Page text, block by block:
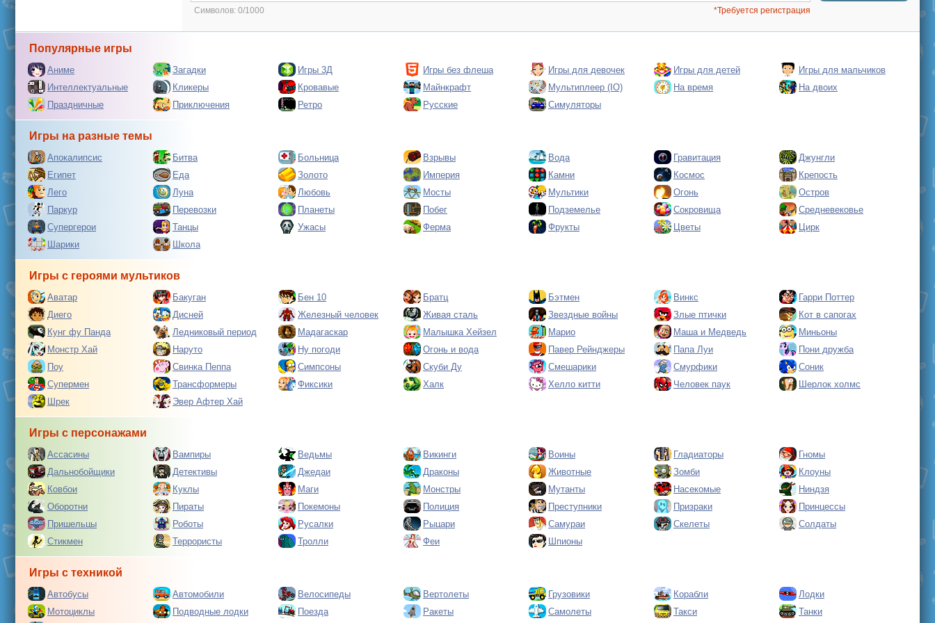
Символов: 0/1000 *Требуется регистрация
Популярные игры
Аниме Загадки Игры 3Д Игры без флеша Игры для девочек Игры для детей
Игры для мальчиков
Интеллектуальные
Кликеры Кровавые Майнкрафт Мультиплеер (IO) На время
На двоих
Праздничные
Приключения Ретро Русские Симуляторы
Игры на разные темы
Апокалипсис Битва Больница Взрывы Вода Гравитация
Джунгли
Египет
Еда Золото Империя Камни Космос
Крепость
Лего
Луна Любовь Мосты Мультики Огонь
Остров
Паркур
Перевозки Планеты Побег Подземелье Сокровища
Средневековье
Супергерои
Танцы Ужасы Ферма Фрукты Цветы
Цирк
Шарики
Школа
Игры с героями мультиков
Аватар Бакуган Бен 10 Братц Бэтмен Винкс
Гарри Поттер
Диего
Дисней Железный человек Живая сталь Звездные войны Злые птички
Кот в сапогах
Кунг фу Панда
Ледниковый период Мадагаскар Малышка Хейзел Марио Маша и Медведь
Миньоны
Монстр Хай
Наруто Ну погоди Огонь и вода Павер Рейнджеры Папа Луи
Пони дружба
Поу
Свинка Пеппа Симпсоны Скуби Ду Смешарики Смурфики
Соник
Супермен
Трансформеры Фиксики Халк Хелло китти Человек паук
Шерлок холмс
Шрек
Эвер Афтер Хай
Игры с персонажами
Ассасины Вампиры Ведьмы Викинги Воины Гладиаторы
Гномы
Дальнобойщики
Детективы Джедаи Драконы Животные Зомби
Клоуны
Ковбои
Куклы Маги Монстры Мутанты Насекомые
Ниндзя
Оборотни
Пираты Покемоны Полиция Преступники Призраки
Принцессы
Пришельцы
Роботы Русалки Рыцари Самураи Скелеты
Солдаты
Стикмен
Террористы Тролли Феи Шпионы
Игры с техникой
Автобусы Автомобили Велосипеды Вертолеты Грузовики Корабли
Лодки
Мотоциклы
Подводные лодки Поезда Ракеты Самолеты Такси Танки